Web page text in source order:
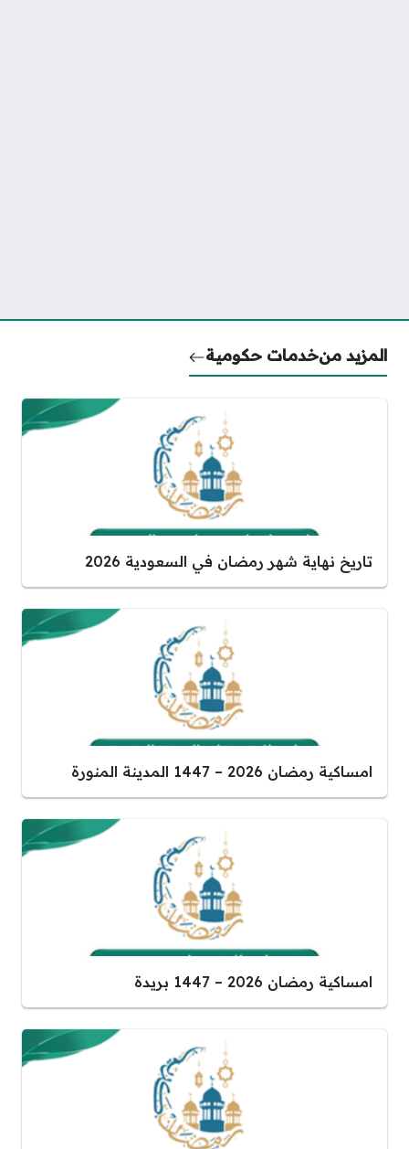
المزيد منخدمات حكومية
تاريخ نهاية شهر رمضان في السعودية 2026
امساكية رمضان 2026 – 1447 المدينة المنورة
امساكية رمضان 2026 – 1447 بريدة